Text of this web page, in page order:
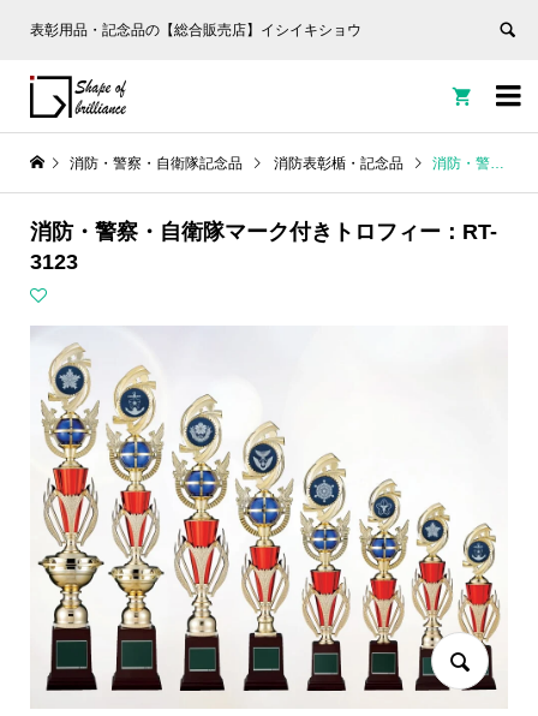
表彰用品・記念品の【総合販売店】イシイキショウ


消防・警察・自衛隊記念品 消防表彰楯・記念品 消防・警察・自衛隊マーク付きトロフィー：RT-3123
消防・警察・自衛隊マーク付きトロフィー：RT-
3123